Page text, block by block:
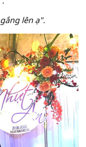
lên ạ".